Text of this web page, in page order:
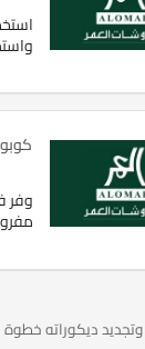
وفر
وتجديد ديكوراته